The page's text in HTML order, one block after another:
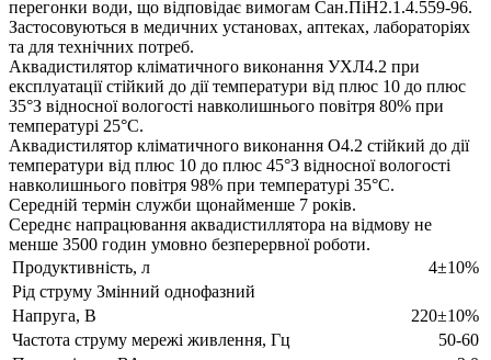
перегонки води, що відповідає вимогам Сан.ПіН2.1.4.559-96.
Застосовуються в медичних установах, аптеках, лабораторіях
та для технічних потреб.
Аквадистилятор кліматичного виконання УХЛ4.2 при
експлуатації стійкий до дії температури від плюс 10 до плюс
35°З відносної вологості навколишнього повітря 80% при
температурі 25°С.
Аквадистилятор кліматичного виконання О4.2 стійкий до дії
температури від плюс 10 до плюс 45°З відносної вологості
навколишнього повітря 98% при температурі 35°С.
Середній термін служби щонайменше 7 років.
Середнє напрацювання аквадистиллятора на відмову не
менше 3500 годин умовно безперервної роботи.
Продуктивність, л
4±10%
Рід струму Змінний однофазний
Напруга, В
220±10%
Частота струму мережі живлення, Гц
50-60